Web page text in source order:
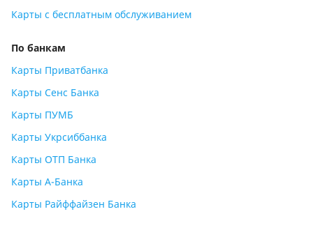
Карты с бесплатным обслуживанием
По банкам
Карты Приватбанка
Карты Сенс Банка
Карты ПУМБ
Карты Укрсиббанка
Карты ОТП Банка
Карты А-Банка
Карты Райффайзен Банка